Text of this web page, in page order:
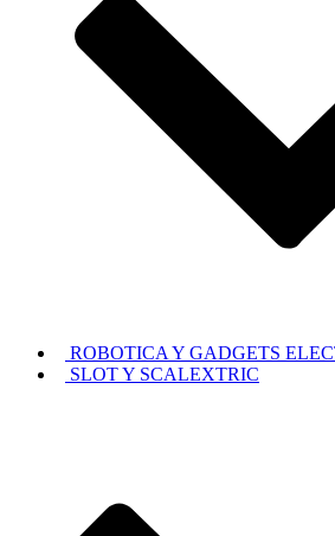
ROBOTICA Y GADGETS
SLOT Y SCALEXTRIC